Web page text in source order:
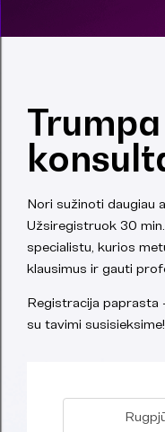
Nori sužinoti daugiau
Užsiregistruok 30
specialistu, kurios
klausimus ir gauti
Registracija paprasta
su tavimi susisieksime!